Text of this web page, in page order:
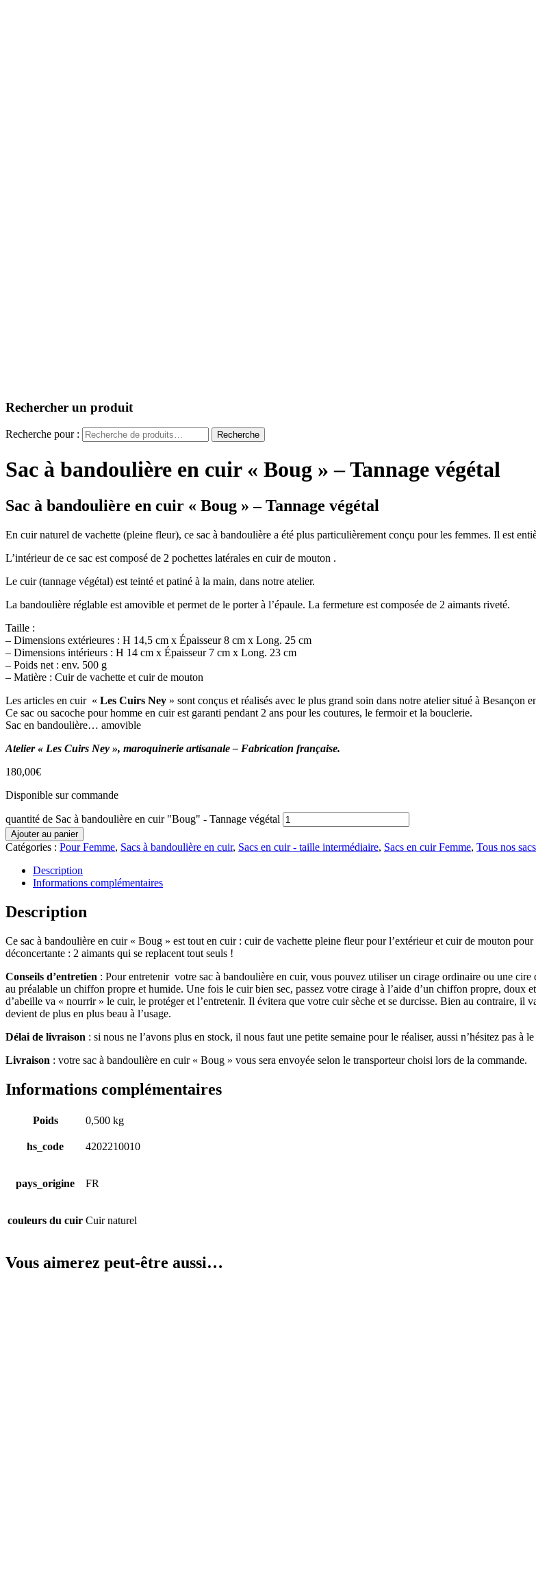
Rechercher un produit
Recherche pour : Recherche
Sac à bandoulière en cuir « Boug » – Tannage végétal
Sac à bandoulière en cuir « Boug » – Tannage végétal
En cuir naturel de vachette (pleine fleur), ce sac à bandoulière a été plus particulièrement conçu pour les femmes. Il est
L’intérieur de ce sac est composé de 2 pochettes latérales en cuir de mouton .
Le cuir (tannage végétal) est teinté et patiné à la main, dans notre atelier.
La bandoulière réglable est amovible et permet de le porter à l’épaule. La fermeture est composée de 2 aimants riveté.
Taille :
– Dimensions extérieures : H 14,5 cm x Épaisseur 8 cm x Long. 25 cm
– Dimensions intérieurs : H 14 cm x Épaisseur 7 cm x Long. 23 cm
– Poids net : env. 500 g
– Matière : Cuir de vachette et cuir de mouton
Les articles en cuir « Les Cuirs Ney » sont conçus et réalisés avec le plus grand soin dans notre atelier situé à Besançon
Ce sac ou sacoche pour homme en cuir est garanti pendant 2 ans pour les coutures, le fermoir et la bouclerie.
Sac en bandoulière… amovible
Atelier « Les Cuirs Ney », maroquinerie artisanale – Fabrication française.
180,00€
Disponible sur commande
quantité de Sac à bandoulière en cuir "Boug" - Tannage végétal
Ajouter au panier
Catégories : Pour Femme, Sacs à bandoulière en cuir, Sacs en cuir - taille intermédiaire, Sacs en cuir Femme, Tous nos
Description
Informations complémentaires
Description
Ce sac à bandoulière en cuir « Boug » est tout en cuir : cuir de vachette pleine fleur pour l’extérieur et cuir de mouton
déconcertante : 2 aimants qui se replacent tout seuls !
Conseils d’entretien : Pour entretenir votre sac à bandoulière en cuir, vous pouvez utiliser un cirage ordinaire ou une
au préalable un chiffon propre et humide. Une fois le cuir bien sec, passez votre cirage à l’aide d’un chiffon propre,
d’abeille va « nourrir » le cuir, le protéger et l’entretenir. Il évitera que votre cuir sèche et se durcisse. Bien au contraire,
devient de plus en plus beau à l’usage.
Délai de livraison : si nous ne l’avons plus en stock, il nous faut une petite semaine pour le réaliser, aussi n’hésitez pas à
Livraison : votre sac à bandoulière en cuir « Boug » vous sera envoyée selon le transporteur choisi lors de la commande.
Informations complémentaires
Poids 0,500 kg
hs_code 4202210010
pays_origine FR
couleurs du cuir Cuir naturel
Vous aimerez peut-être aussi…